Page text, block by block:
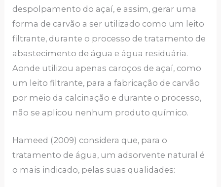
despolpamento do açaí, e assim, gerar uma
forma de carvão a ser utilizado como um leito
filtrante, durante o processo de tratamento de
abastecimento de água e água residuária.
Aonde utilizou apenas caroços de açaí, como
um leito filtrante, para a fabricação de carvão
por meio da calcinação e durante o processo,
não se aplicou nenhum produto químico.
Hameed (2009) considera que, para o
tratamento de água, um adsorvente natural é
o mais indicado, pelas suas qualidades: